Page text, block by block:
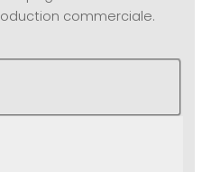
commerciale.